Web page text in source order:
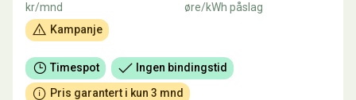
kr/mnd
Kampanje
øre/kWh påslag
Timespot
Ingen bindingstid
Pris garantert i kun 3 mnd